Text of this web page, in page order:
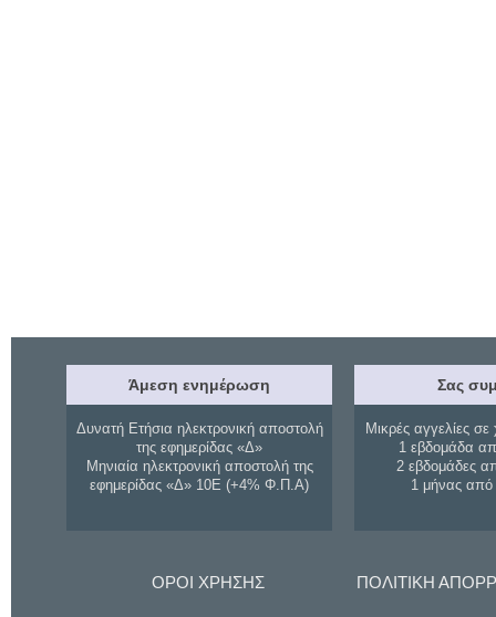
Άμεση ενημέρωση
Δυνατή Ετήσια ηλεκτρονική αποστολή
της εφημερίδας «Δ»
Μηνιαία ηλεκτρονική αποστολή της
εφημερίδας «Δ» 10Ε (+4% Φ.Π.Α)
Σας
Μικρές αγγελίες σε
1 εβδομάδα
2 εβδομάδες
1 μήνας
ΟΡΟΙ ΧΡΗΣΗΣ ΠΟΛΙΤΙΚΗ